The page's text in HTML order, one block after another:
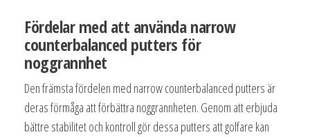
Fördelar med att använda narrow
counterbalanced putters för
noggrannhet
Den främsta fördelen med narrow counterbalanced putters är
deras förmåga att förbättra noggrannheten. Genom att erbjuda
bättre stabilitet och kontroll gör dessa putters att golfare kan